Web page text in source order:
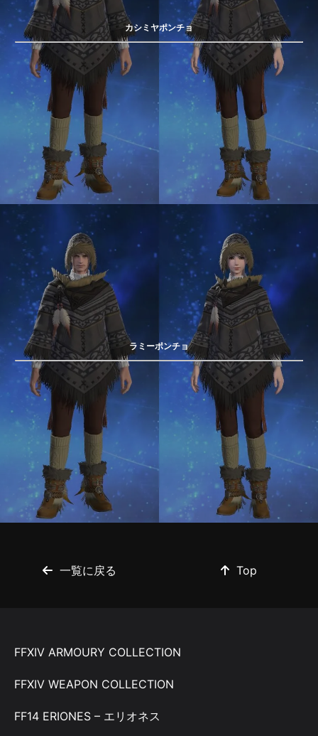
カシミヤポンチョ
ラミーポンチョ
一覧に戻る Top
FFXIV ARMOURY COLLECTION
FFXIV WEAPON COLLECTION
FF14 ERIONES – エリオネス